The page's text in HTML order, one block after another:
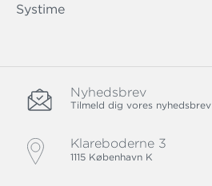
Systime
Nyhedsbrev
Tilmeld dig vores nyhedsbrev
Klareboderne 3
1115 København K